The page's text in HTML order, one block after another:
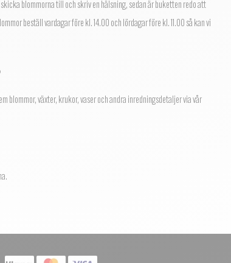
blommorna till och skriv en hälsning, sedan är buketten redo att
beställ vardagar före kl. 14.00 och lördagar före kl. 11.00 så kan vi
blommor, växter, krukor, vaser och andra inredningsdetaljer via vår